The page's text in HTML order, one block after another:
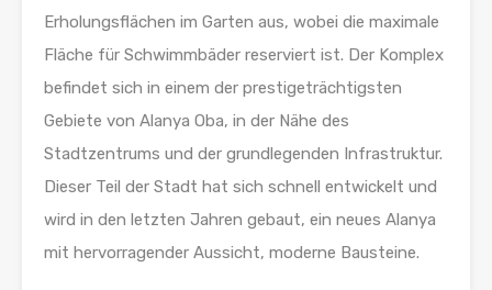
Erholungsflächen im Garten aus, wobei die maximale
Fläche für Schwimmbäder reserviert ist. Der Komplex
befindet sich in einem der prestigeträchtigsten
Gebiete von Alanya Oba, in der Nähe des
Stadtzentrums und der grundlegenden Infrastruktur.
Dieser Teil der Stadt hat sich schnell entwickelt und
wird in den letzten Jahren gebaut, ein neues Alanya
mit hervorragender Aussicht, moderne Bausteine.